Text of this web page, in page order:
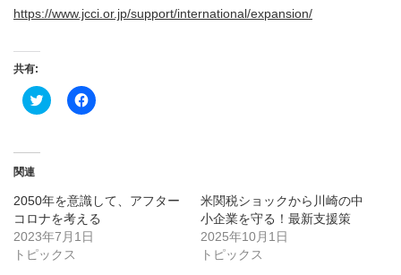
https://www.jcci.or.jp/support/international/expansion/
共有:
ク
リ
有
(新
し
い
ウ
ィ
Facebook
で
リ
ッ
ク
し
関連
2050年を意識して、アフター
コロナを考える
2023年7月1日
トピックス
米関税ショックから川崎の中
小企業を守る！最新支援策
2025年10月1日
トピックス